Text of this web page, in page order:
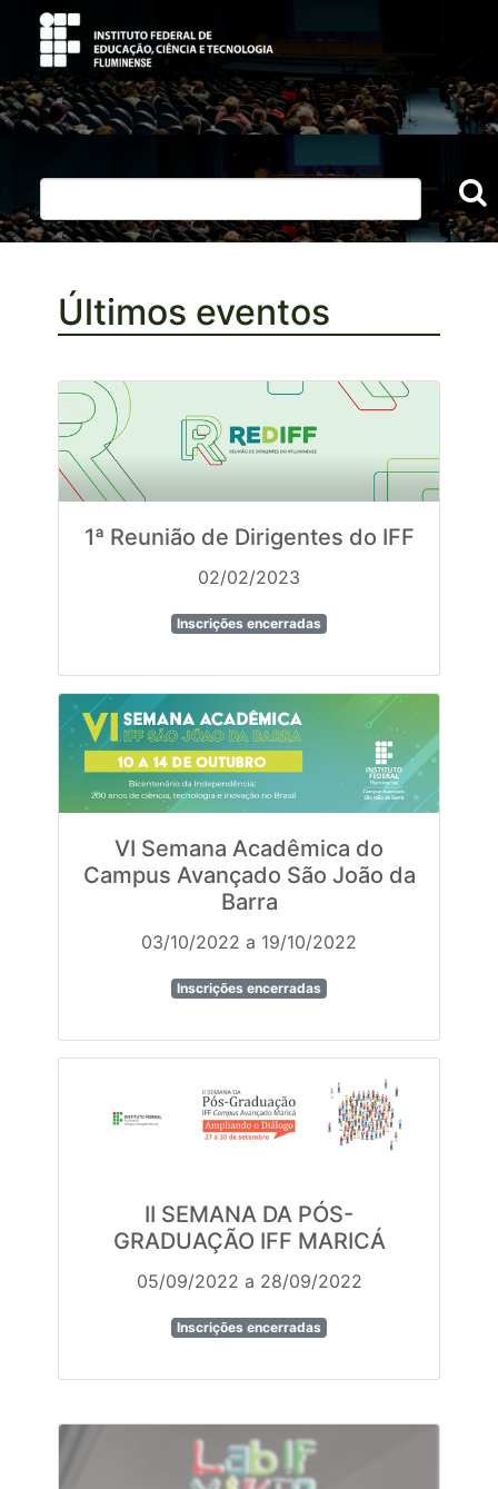
Últimos eventos
1ª Reunião de Dirigentes do IFF
02/02/2023
Inscrições encerradas
VI Semana Acadêmica do
Campus Avançado São João da
Barra
03/10/2022 a 19/10/2022
Inscrições encerradas
II SEMANA DA PÓS-
GRADUAÇÃO IFF MARICÁ
05/09/2022 a 28/09/2022
Inscrições encerradas